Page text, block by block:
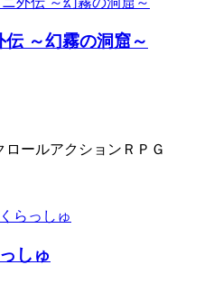
～幻霧の洞窟～
ールアクションＲＰＧ
しゅ